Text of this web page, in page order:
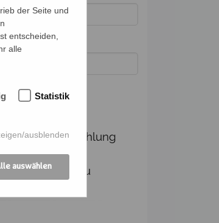
mich, die Zahlung
für die
Personen zu
der Seite und
entscheiden,
alle
Statistik
ausblenden
auswählen